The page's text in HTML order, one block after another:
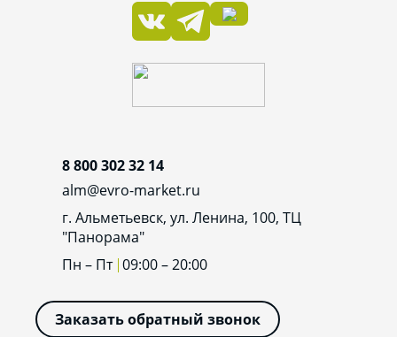
8 800 302 32 14
alm@evro-market.ru
г. Альметьевск, ул. Ленина, 100, ТЦ
"Панорама"
Пн – Пт 09:00 – 20:00
Заказать обратный звонок